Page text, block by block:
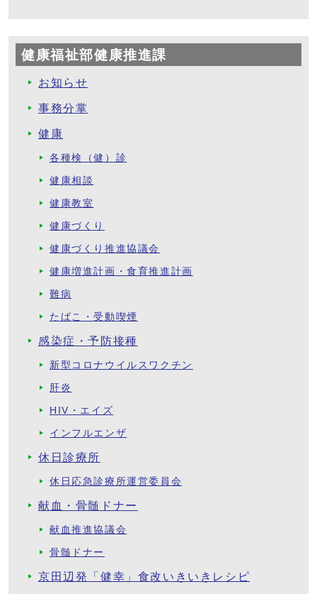
健康福祉部健康推進課
お知らせ
事務分掌
健康
各種検（健）診
健康相談
健康教室
健康づくり
健康づくり推進協議会
健康増進計画・食育推進計画
難病
たばこ・受動喫煙
感染症・予防接種
新型コロナウイルスワクチン
肝炎
HIV・エイズ
インフルエンザ
休日診療所
休日応急診療所運営委員会
献血・骨髄ドナー
献血推進協議会
骨髄ドナー
京田辺発「健幸」食改いきいきレシピ